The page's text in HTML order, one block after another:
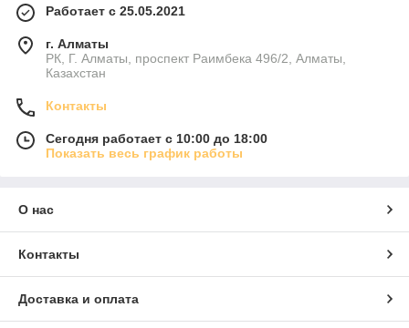
Работает с 25.05.2021
г. Алматы
РК, Г. Алматы, проспект Раимбека 496/2, Алматы,
Казахстан
Контакты
Сегодня работает с 10:00 до 18:00
Показать весь график работы
О нас
Контакты
Доставка и оплата